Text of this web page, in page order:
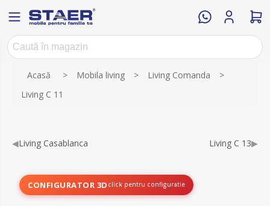
Acasă > Mobila living > Living Comanda
>
Living C 11
◀Living Casablanca Living C 13▶
CONFIGURATOR 3D click pentru configuratie
Numele atributului Valoarea atributului